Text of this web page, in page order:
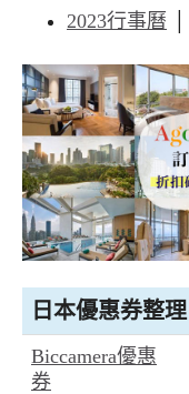
2023行事曆
日本優惠券整理
Biccamera優惠
券